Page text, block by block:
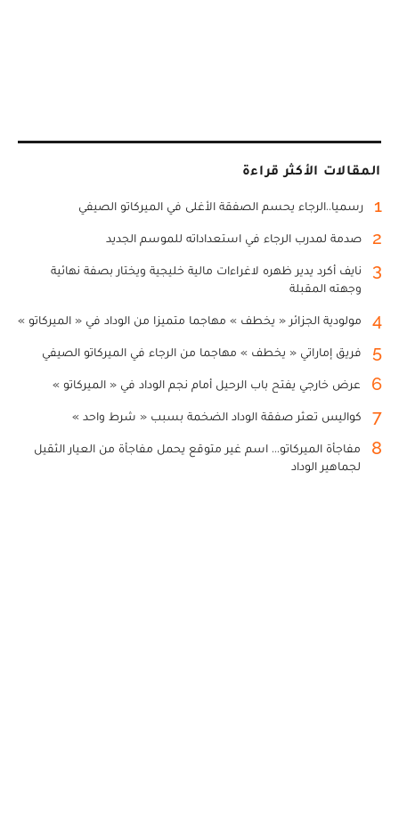
المقالات الأكثر قراءة
1 رسميا..الرجاء يحسم الصفقة الأغلى في الميركاتو الصيفي
2 صدمة لمدرب الرجاء في استعداداته للموسم الجديد
3
نايف أكرد يدير ظهره لاغراءات مالية خليجية ويختار بصفة نهائية
وجهته المقبلة
4 مولودية الجزائر « يخطف » مهاجما متميزا من الوداد في « الميركاتو »
5 فريق إماراتي « يخطف » مهاجما من الرجاء في الميركاتو الصيفي
6 عرض خارجي يفتح باب الرحيل أمام نجم الوداد في « الميركاتو »
7 كواليس تعثر صفقة الوداد الضخمة بسبب « شرط واحد »
8
مفاجأة الميركاتو... اسم غير متوقع يحمل مفاجأة من العيار الثقيل
لجماهير الوداد